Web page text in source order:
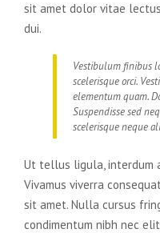
sit amet dolor vitae
dui.
Vestibulum finibus
scelerisque orci.
elementum quam.
Suspendisse sed
scelerisque neque
Ut tellus ligula, interdum
Vivamus viverra
sit amet. Nulla cursus
condimentum nibh nec